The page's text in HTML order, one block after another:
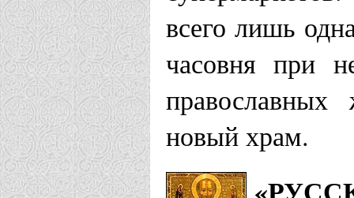
всего лишь
часовня при
новый храм.